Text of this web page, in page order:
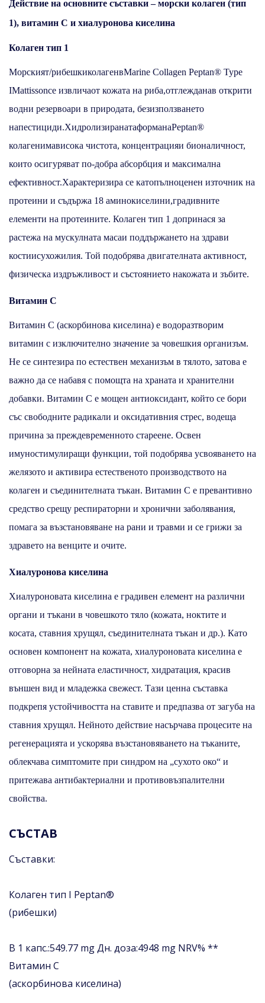
Действие на основните съставки – морски колаген (тип
1), витамин C и хиалуронова киселина
Колаген тип 1
Морският/рибешкиколагенвMarine Collagen Peptan® Type
IMattissonсе извличаот кожата на риба,отглежданав открити
водни резервоари в природата, безизползването
напестициди.ХидролизиранатаформанаPeptan®
колагенимависока чистота, концентрацияи бионаличност,
които осигуряват по-добра абсорбция и максимална
ефективност.Характеризира се катопълноценен източник на
протеини и съдържа 18 аминокиселини,градивните
елементи на протеините. Колаген тип 1 допринася за
растежа на мускулната масаи поддържането на здрави
костиисухожилия. Той подобрява двигателната активност,
физическа издръжливост и състоянието накожата и зъбите.
Витамин С
Витамин С (аскорбинова киселина) е водоразтворим
витамин с изключително значение за човешкия организъм.
Не се синтезира по естествен механизъм в тялото, затова е
важно да се набавя с помощта на храната и хранителни
добавки. Витамин С е мощен антиоксидант, който се бори
със свободните радикали и оксидативния стрес, водеща
причина за преждевременното стареене. Освен
имуностимулиращи функции, той подобрява усвояването на
желязото и активира естественото производството на
колаген и съединителната тъкан. Витамин С е превантивно
средство срещу респираторни и хронични заболявания,
помага за възстановяване на рани и травми и се грижи за
здравето на венците и очите.
Хиалуронова киселина
Хиалуроновата киселина е градивен елемент на различни
органи и тъкани в човешкото тяло (кожата, ноктите и
косата, ставния хрущял, съединителната тъкан и др.). Като
основен компонент на кожата, хиалуроновата киселина е
отговорна за нейната еластичност, хидратация, красив
външен вид и младежка свежест. Тази ценна съставка
подкрепя устойчивостта на ставите и предпазва от загуба на
ставния хрущял. Нейното действие насърчава процесите на
регенерацията и ускорява възстановяването на тъканите,
облекчава симптомите при синдром на „сухото око“ и
притежава антибактериални и противовъзпалителни
свойства.
СЪСТАВ
Съставки:
Колаген тип I Peptan®
(рибешки)
В 1 капс.:549.77 mg Дн. доза:4948 mg NRV% **
Витамин С
(аскорбинова киселина)